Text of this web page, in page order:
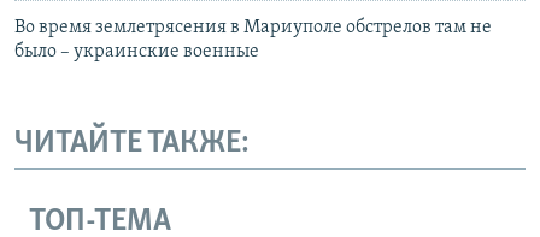
Во время землетрясения в Мариуполе обстрелов там не
было – украинские военные
ЧИТАЙТЕ ТАКЖЕ:
ТОП-ТЕМА